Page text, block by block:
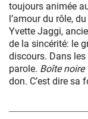
toujours animée
l’amour du rôle,
Yvette Jaggi,
de la sincérité: le
discours. Dans les
parole. Boîte
don. C’est dire sa